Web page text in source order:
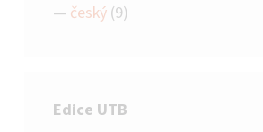
český (9)
Edice UTB